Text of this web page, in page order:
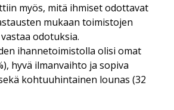
myös, mitä ihmiset odottavat
mukaan toimistojen
odotuksia.
ihannetoimistolla olisi omat
hyvä ilmanvaihto ja sopiva
kohtuuhintainen lounas (32